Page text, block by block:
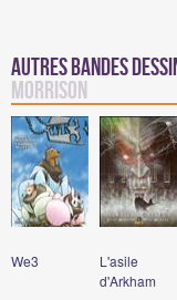
Autres Bandes
Morrison
We3
L'asile
d'Arkham